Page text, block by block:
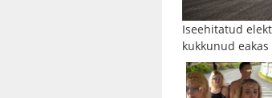
Iseehitatud
kukkunud eakas